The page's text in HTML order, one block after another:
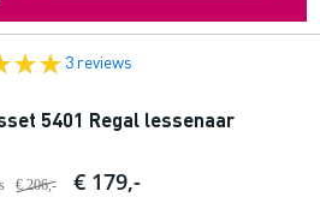
3 reviews
5401 Regal lessenaar
€ 206,- € 179,-